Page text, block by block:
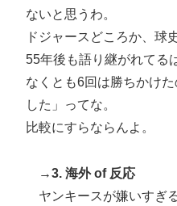
▶ 海外「今年、夏の暑さが
てるらしい！ｗ」外国人
は・・・？【海外の反応
▶
海外「日本は戦勝国な
生き様に各国から称賛の声
▶ 海外「なんてこった！」
▶ 海外「今年、夏の暑さが
てるらしい！ｗ」外国人
ないと思うわ。
ドジャースどころか、球
55年後も語り継がれてる
なくとも6回は勝ちかけ
した」ってな。
比較にすらならんよ。
→3. 海外 of 反応
ヤンキースが嫌いすぎ